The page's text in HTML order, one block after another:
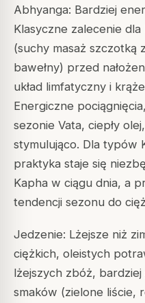
Abhyanga: Bardziej
Klasyczne zalecenie
(suchy masaż szczotką
bawełny) przed
układ limfatyczny i
Energiczne
sezonie Vata, ciepły
stymulująco. Dla typów
praktyka staje się
Kapha w ciągu dnia, a
tendencji sezonu do
Jedzenie: Lżejsze niż
ciężkich, oleistych
lżejszych zbóż,
smaków (zielone liście,